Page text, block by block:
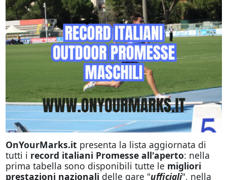
OnYourMarks.it presenta la lista aggiornata di
tutti i record italiani Promesse all'aperto: nella
prima tabella sono disponibili tutte le migliori
prestazioni nazionali delle gare "ufficiali", nella